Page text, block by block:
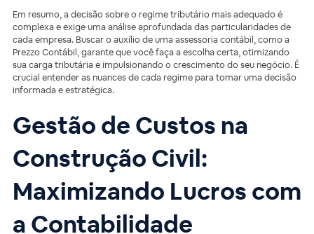
Em resumo, a decisão sobre o regime tributário mais adequado é
complexa e exige uma análise aprofundada das particularidades de
cada empresa. Buscar o auxílio de uma assessoria contábil, como a
Prezzo Contábil, garante que você faça a escolha certa, otimizando
sua carga tributária e impulsionando o crescimento do seu negócio. É
crucial entender as nuances de cada regime para tomar uma decisão
informada e estratégica.
Gestão de Custos na
Construção Civil:
Maximizando Lucros com
a Contabilidade